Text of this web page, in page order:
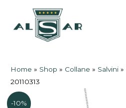
contenuto
Home » Shop » Collane » Salvini »
20110313
-10%